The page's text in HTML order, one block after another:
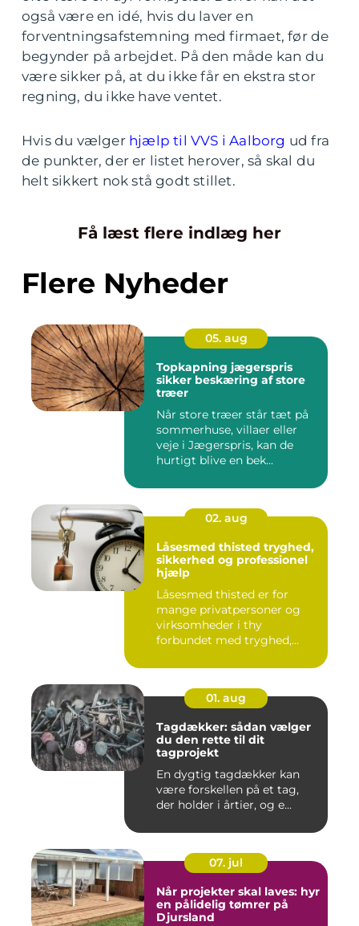
også være en idé, hvis du laver en
forventningsafstemning med firmaet, før de
begynder på arbejdet. På den måde kan du
være sikker på, at du ikke får en ekstra stor
regning, du ikke have ventet.
Hvis du vælger hjælp til VVS i Aalborg ud fra
de punkter, der er listet herover, så skal du
helt sikkert nok stå godt stillet.
Få læst flere indlæg her
Flere Nyheder
05. aug
Topkapning jægerspris
sikker beskæring af store
træer
Når store træer står tæt på
sommerhuse, villaer eller
veje i Jægerspris, kan de
hurtigt blive en bek...
02. aug
Låsesmed thisted tryghed,
sikkerhed og professionel
hjælp
Låsesmed thisted er for
mange privatpersoner og
virksomheder i thy
forbundet med tryghed,
01. aug
Tagdækker: sådan vælger
du den rette til dit
tagprojekt
En dygtig tagdækker kan
være forskellen på et tag,
der holder i årtier, og e...
07. jul
Når projekter skal laves: hyr
en pålidelig tømrer på
Djursland